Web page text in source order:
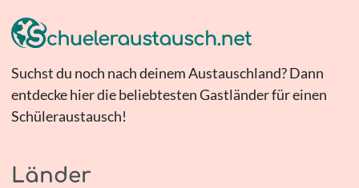
Suchst du noch nach deinem Austauschland? Dann
entdecke hier die beliebtesten Gastländer für einen
Schüleraustausch!
Länder